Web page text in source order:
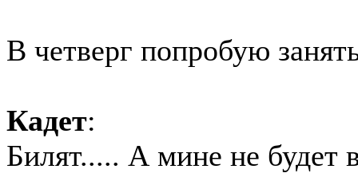
В четверг попробую
Кадет:
Билят..... А мине не